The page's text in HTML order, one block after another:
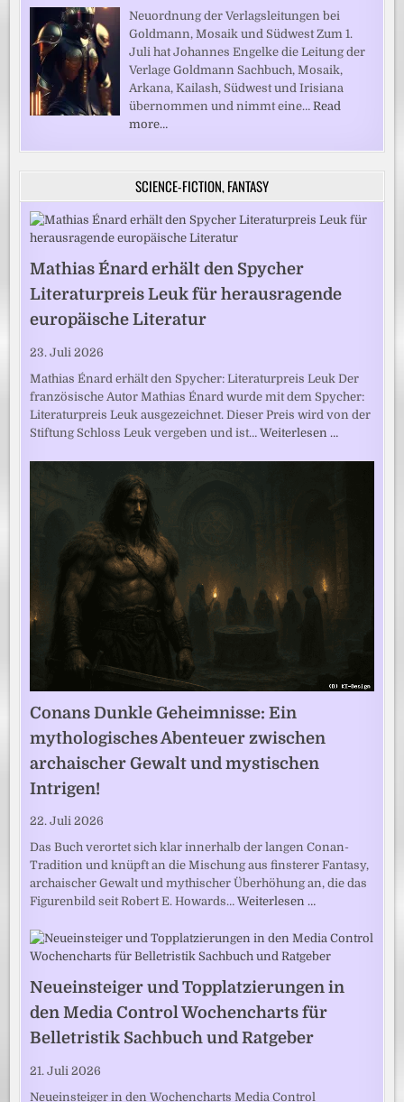
Neuordnung der Verlagsleitungen bei
Goldmann, Mosaik und Südwest Zum 1.
Juli hat Johannes Engelke die Leitung der
Verlage Goldmann Sachbuch, Mosaik,
Arkana, Kailash, Südwest und Irisiana
übernommen und nimmt eine…Read
more…
SCIENCE-FICTION, FANTASY
Mathias Énard erhält den Spycher
Literaturpreis Leuk für herausragende
europäische Literatur
23. Juli 2026
Mathias Énard erhält den Spycher: Literaturpreis Leuk Der
französische Autor Mathias Énard wurde mit dem Spycher:
Literaturpreis Leuk ausgezeichnet. Dieser Preis wird von der
Stiftung Schloss Leuk vergeben und ist…Weiterlesen …
Conans Dunkle Geheimnisse: Ein
mythologisches Abenteuer zwischen
archaischer Gewalt und mystischen
Intrigen!
22. Juli 2026
Das Buch verortet sich klar innerhalb der langen Conan-
Tradition und knüpft an die Mischung aus finsterer Fantasy,
archaischer Gewalt und mythischer Überhöhung an, die das
Figurenbild seit Robert E. Howards…Weiterlesen …
Neueinsteiger und Topplatzierungen in
den Media Control Wochencharts für
Belletristik Sachbuch und Ratgeber
21. Juli 2026
Neueinsteiger in den Wochencharts Media Control